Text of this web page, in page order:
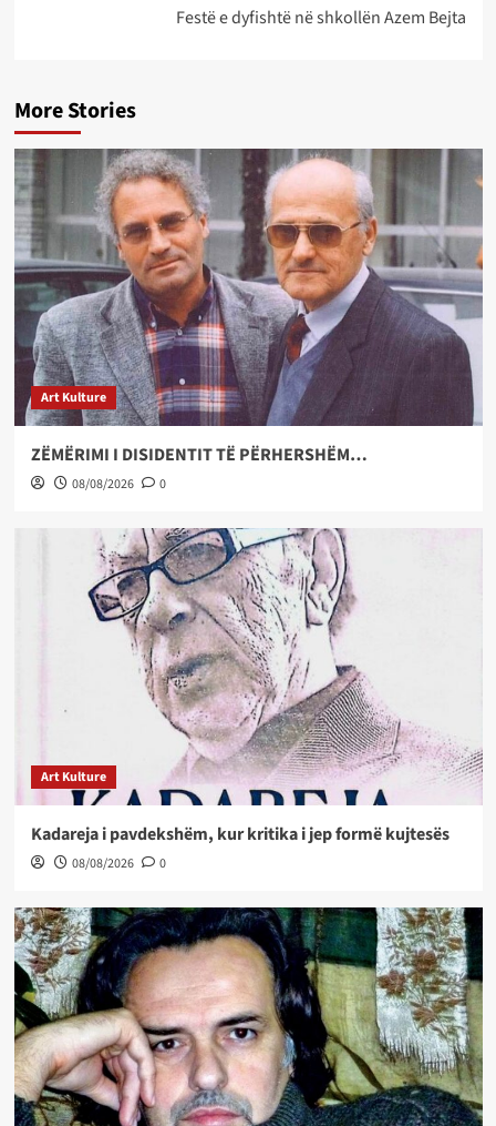
Festë e dyfishtë në shkollën Azem Bejta
More Stories
Art Kulture
ZËMËRIMI I DISIDENTIT TË PËRHERSHËM…
08/08/2026 0
Art Kulture
Kadareja i pavdekshëm, kur kritika i jep formë kujtesës
08/08/2026 0